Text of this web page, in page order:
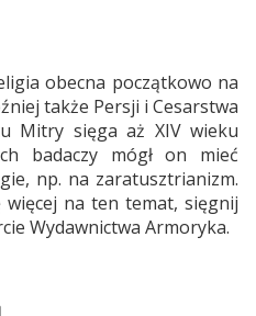
obecna początkowo na
także Persji i Cesarstwa
Mitry sięga aż XIV wieku
badaczy mógł on mieć
np. na zaratusztrianizm.
więcej na ten temat, sięgnij
Wydawnictwa Armoryka.